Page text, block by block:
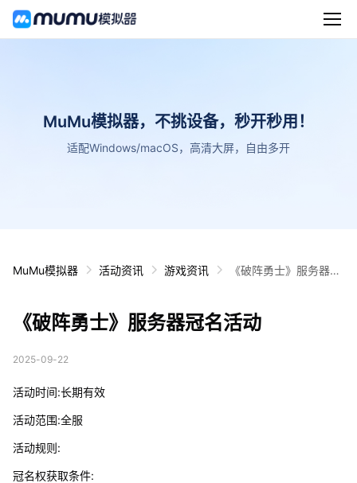
MuMu模拟器，不挑设备，秒开秒用！
适配Windows/macOS，高清大屏，自由多开
MuMu模拟器 活动资讯 游戏资讯
《破阵勇士》服务器冠
《破阵勇士》服务器冠名活动
2025-09-22
活动时间:长期有效
活动范围:全服
活动规则:
冠名权获取条件: